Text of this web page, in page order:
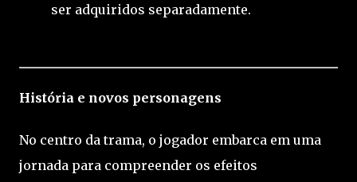
ser adquiridos separadamente.
História e novos personagens
No centro da trama, o jogador embarca em uma
jornada para compreender os efeitos